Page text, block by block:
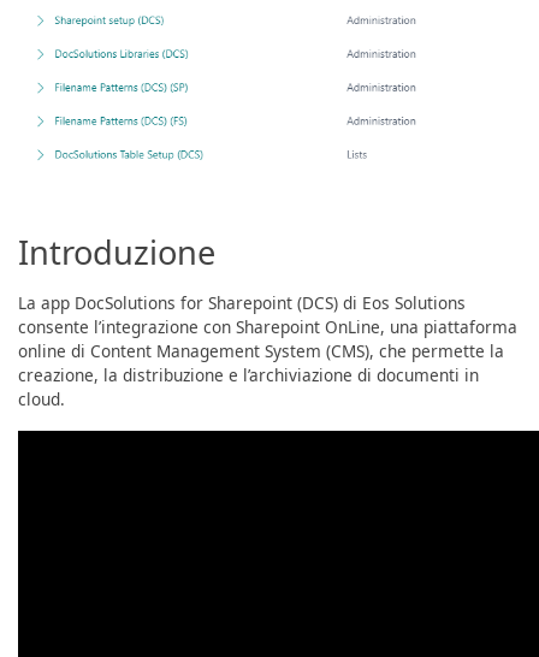
Introduzione
La app DocSolutions for Sharepoint (DCS) di Eos Solutions
consente l’integrazione con Sharepoint OnLine, una piattaforma
online di Content Management System (CMS), che permette la
creazione, la distribuzione e l’archiviazione di documenti in
cloud.